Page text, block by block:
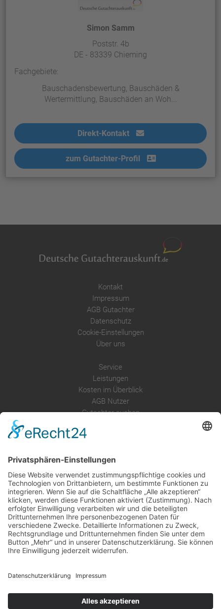
Simon Samm
Poststr. 4b
DE - 83339 Chieming
Fachgebiete:
Bauschadensbewertung, Bauschäden &
Wertermittlung, Bauschäden an Woh...
Direkt-Kontakt
zum Gutachter-Profil
Kontakt
Impressum
AGB Gutachter
Datenschutz
Cookie-Einstellungen
Über uns
Service
Leistungen
Kosten im Überblick
AGB Nutzer
Gutachter suchen
Anfrage
Presse
Partner: Der DGuSV
als Gutachter eintragen
Infos für Suchende